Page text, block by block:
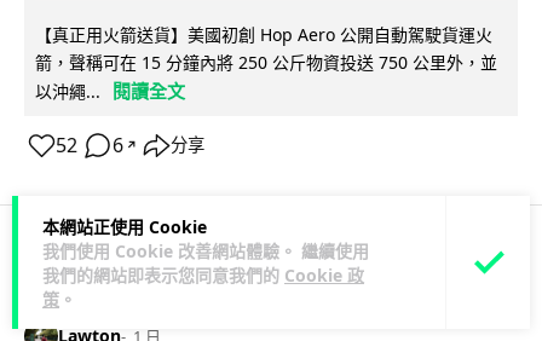
本網站正使用 Cookie
我們使用 Cookie 改善網站體驗。 繼續使用
我們的網站即表示您同意我們的 Cookie 政
策 。
【真正用火箭送貨】美國初創 Hop Aero 公開自動駕駛貨運火
箭，聲稱可在 15 分鐘內將 250 公斤物資投送 750 公里外，並
以沖繩...
閱讀全文
52 6 ↗ 分享
科技娛樂 遊戲情報
Lawton